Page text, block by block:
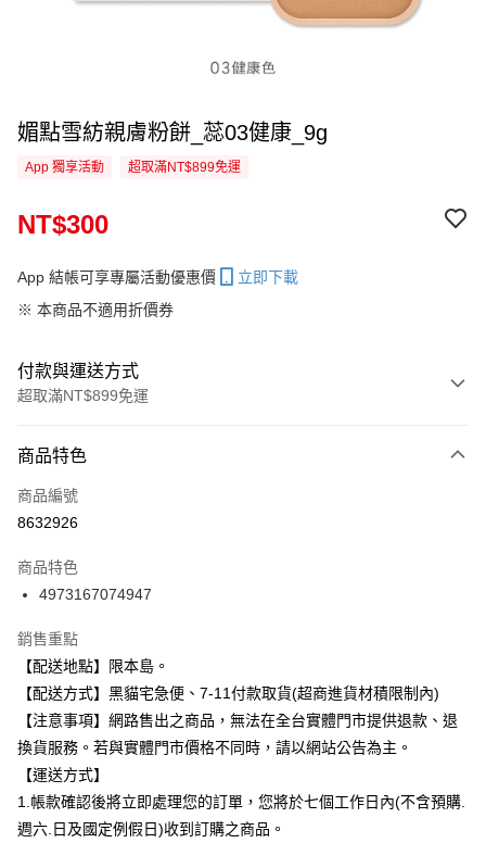
媚點雪紡親膚粉餅_蕊03健康_9g
App 獨享活動 超取滿NT$899免運
NT$300
App 結帳可享專屬活動優惠價
立即下載
※ 本商品不適用折價券
付款與運送方式
超取滿NT$899免運
信用卡一次付款
信用卡分期付款
合作金庫商業銀行
華南商業銀行
國泰世華商業銀行
臺灣中小企業銀行
匯豐（台灣）商業銀行
華泰商業銀行
聯邦商業銀行
遠東國際商業銀行
元大商業銀行
永豐商業銀行
台新國際商業銀行
台灣樂天信用卡公司
Apple Pay
街口支付
悠遊付
Google Pay
全盈+PAY
商品特色
商品編號
8632926
商品特色
4973167074947
銷售重點
【配送地點】限本島。
【配送方式】黑貓宅急便、7-11付款取貨(超商進貨材積限制內)
【注意事項】網路售出之商品，無法在全台實體門市提供退款、退
換貨服務。若與實體門市價格不同時，請以網站公告為主。
【運送方式】
1.帳款確認後將立即處理您的訂單，您將於七個工作日內(不含預購.
週六.日及國定例假日)收到訂購之商品。